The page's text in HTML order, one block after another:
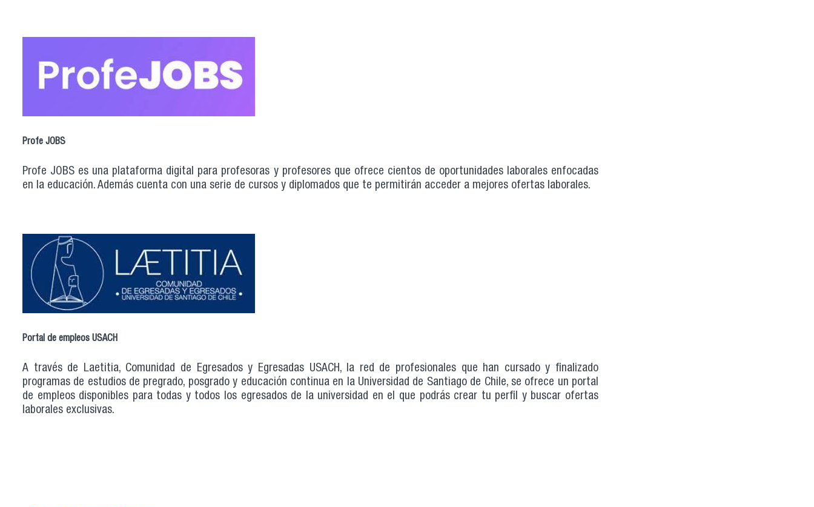
Profe JOBS
Profe JOBS es una plataforma digital para profesoras y profesores que ofrece cientos de oportunidades laborales enfocadas
en la educación. Además cuenta con una serie de cursos y diplomados que te permitirán acceder a mejores ofertas laborales.
Portal de empleos USACH
A través de Laetitia, Comunidad de Egresados y Egresadas USACH, la red de profesionales que han cursado y finalizado
programas de estudios de pregrado, posgrado y educación continua en la Universidad de Santiago de Chile, se ofrece un portal
de empleos disponibles para todas y todos los egresados de la universidad en el que podrás crear tu perfil y buscar ofertas
laborales exclusivas.